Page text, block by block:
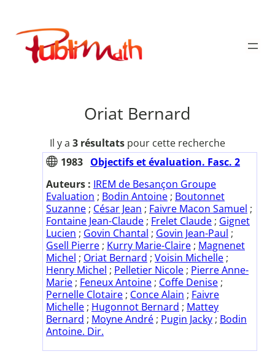
contenu
Publimath
Oriat Bernard
Il y a 3 résultats pour cette recherche
1983 Objectifs et évaluation. Fasc. 2
Auteurs : IREM de Besançon Groupe
Evaluation ; Bodin Antoine ; Boutonnet
Suzanne ; César Jean ; Faivre Macon Samuel ;
Fontaine Jean-Claude ; Frelet Claude ; Gignet
Lucien ; Govin Chantal ; Govin Jean-Paul ;
Gsell Pierre ; Kurry Marie-Claire ; Magnenet
Michel ; Oriat Bernard ; Voisin Michelle ;
Henry Michel ; Pelletier Nicole ; Pierre Anne-
Marie ; Feneux Antoine ; Coffe Denise ;
Pernelle Clotaire ; Conce Alain ; Faivre
Michelle ; Hugonnot Bernard ; Mattey
Bernard ; Moyne André ; Pugin Jacky ; Bodin
Antoine. Dir.